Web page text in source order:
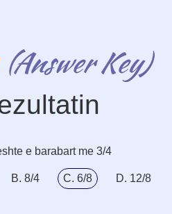
(Answer Key)
e barabart me 3/4
B. 8/4 C. 6/8 D. 12/8